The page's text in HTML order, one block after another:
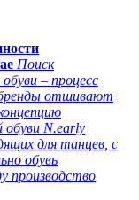
Поиск
– процесс
бренды отшивают
обуви N.early
для танцев, с
обувь
производство